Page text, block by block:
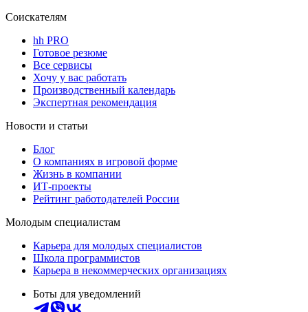
Соискателям
hh PRO
Готовое резюме
Все сервисы
Хочу у вас работать
Производственный календарь
Экспертная рекомендация
Новости и статьи
Блог
О компаниях в игровой форме
Жизнь в компании
ИТ-проекты
Рейтинг работодателей России
Молодым специалистам
Карьера для молодых специалистов
Школа программистов
Карьера в некоммерческих организациях
Боты для уведомлений